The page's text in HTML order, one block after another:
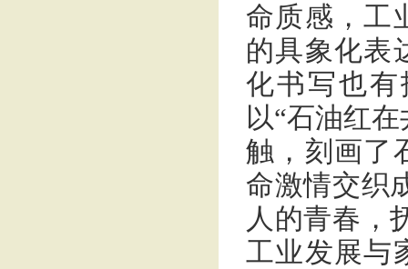
命质感，工
的具象化表
化书写也
以“石油红
触，刻画了
命激情交织
人的青春，
工业发展与